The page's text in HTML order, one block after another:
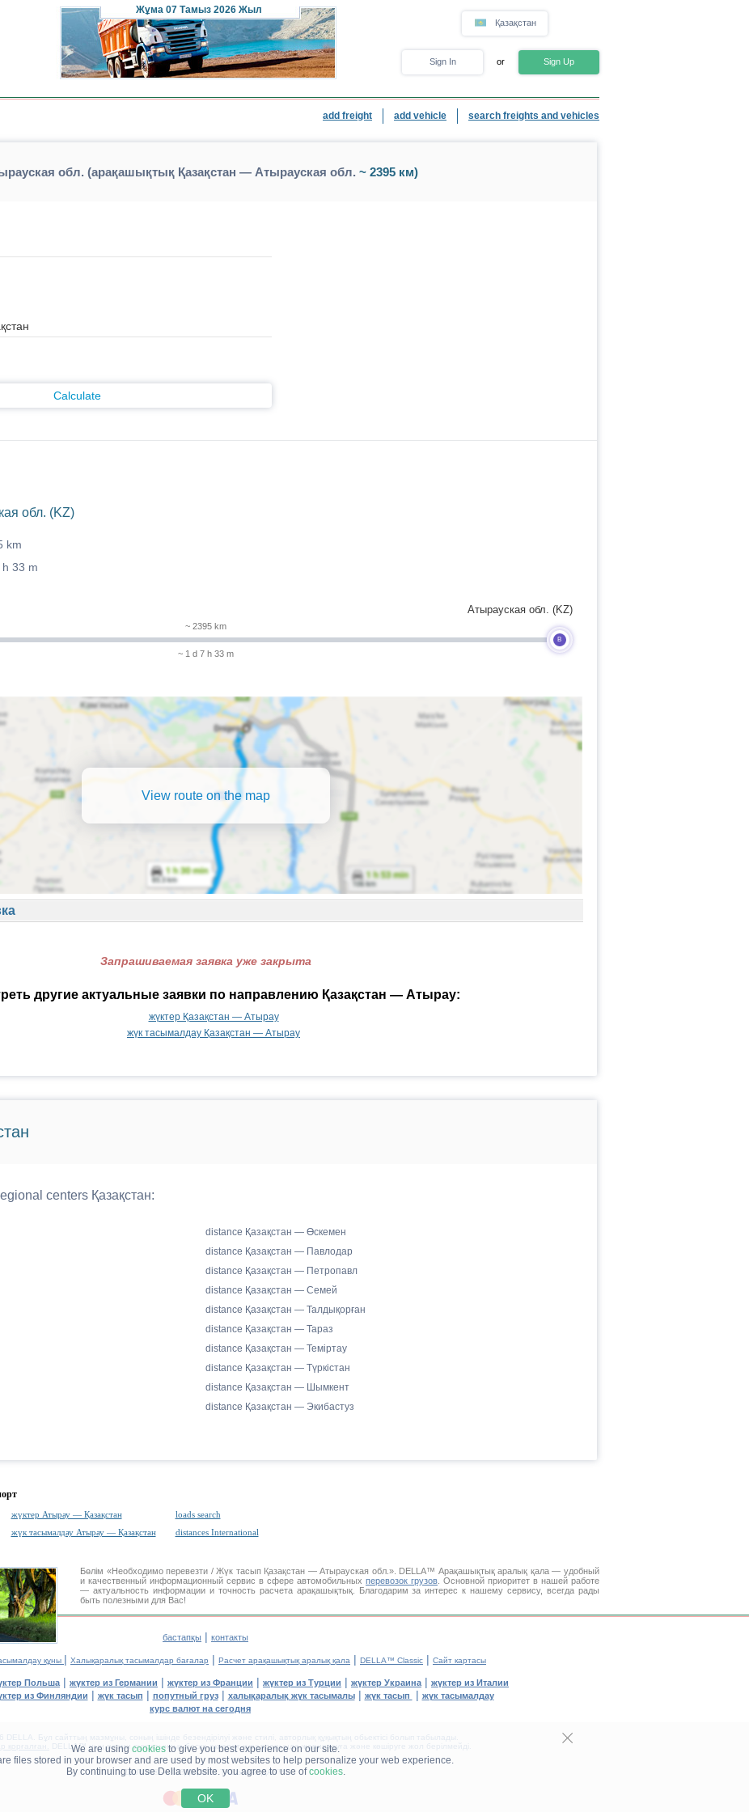
Жұма 07 Тамыз 2026 Жыл
Қазақстан
Sign In or Sign Up
add freight add vehicle search freights and vehicles
We are using cookies to give you best experience on our site.
files stored in your browser and are used by most websites to help personalize your web experience.
By continuing to use Della website. you agree to use ofcookies.
OK
обл. (арақашықтық Қазақстан — Атырауская обл. ~ 2395 км)
Calculate
обл. (KZ)
km
h 33 m
~ 2395 km
~ 1 d 7 h 33 m
B
Атырауская обл. (KZ)
View route on the map
Запрашиваемая заявка уже закрыта
другие актуальные заявки по направлению Қазақстан — Атырау:
жүктер Қазақстан — Атырау
жүк тасымалдау Қазақстан — Атырау
centers Қазақстан:
distance Қазақстан — Өскемен
distance Қазақстан — Павлодар
distance Қазақстан — Петропавл
distance Қазақстан — Семей
distance Қазақстан — Талдықорған
distance Қазақстан — Тараз
distance Қазақстан — Теміртау
distance Қазақстан — Түркістан
distance Қазақстан — Шымкент
distance Қазақстан — Экибастуз
жүктер Атырау — Қазақстан
loads search
жүк тасымалдау Атырау — Қазақстан distances International
Бөлім «Необходимо перевезти / Жүк тасып Қазақстан — Атырауская обл.». DELLA™ Арақашықтық аралық қала— удобный
и качественный информационный сервис в сфере автомобильных перевозок грузов . Основной приоритет в нашей работе
— актуальность информации и точность расчета арақашықтық. Благодарим за интерес к нашему сервису, всегда рады
быть полезными для Вас!
бастапқы | контакты
құны | Халықаралық тасымалдар бағалар | Расчет арақашықтық аралық қала | DELLA™ Classic | Сайт картасы
Польша | жүктер из Германии | жүктер из Франции | жүктер из Турции | жүктер Украина | жүктер из Италии
из Финляндии | жүк тасып | попутный груз| халықаралық жүк тасымалы| жүк тасып | жүк тасымалдау
курс валют на сегодня
DELLA. Бұл сайттың мазмұны, соның ішінде безендірілуі және стилі, авторлық құқықтың обьектісі болып табылады.
қорғалған.
DELLA™ ның ресми рұқсатынсыз басқа акпарат кұралдарында жариялауға және көшіруге жол берілмейді.
ДЕЛЛА® — СІЗДІҢЖҮК ТАСЫМАЛДАУ ™!